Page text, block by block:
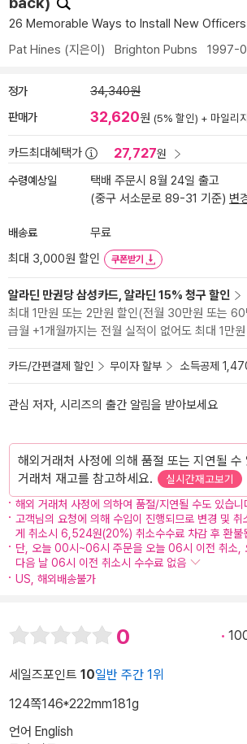
26 Memorable Ways to Install New Officers
Pat Hines (지은이) Brighton Pubns 1997-
정가 34,340원
판매가 32,620원 (5% 할인) + 마일리
카드최대혜택가 27,727원
수령예상일
택배 주문시 8월 24일 출고
(중구 서소문로 89-31 기준) 변
배송료
무료
최대 3,000원 할인
쿠폰받기
알라딘 만권당 삼성카드, 알라딘 15% 청구 할인
최대 1만원 또는 2만원 할인(전월 30만원 또는
급월 +1개월까지는 전월 실적이 없어도 최대 1만
카드/간편결제 할인 무이자 할부 소득공제
관심 저자, 시리즈의 출간 알림을 받아보세요
해외거래처 사정에 의해 품절 또는 지연될 수
거래처 재고를 참고하세요.
실시간재고보기
해외 거래처 사정에 의하여 품절/지연될 수도 있습니
고객님의 요청에 의해 수입이 진행되므로 변경 및
게 취소시 6,524원(20%) 취소수수료 차감 후 환불
단, 오늘 00시~06시 주문을 오늘 06시 이전 취소,
다음 날 06시 이전 취소시 수수료 없음
US, 해외배송불가
0
세일즈포인트 10일반 주간 1위
124쪽146*222mm181g
언어 English